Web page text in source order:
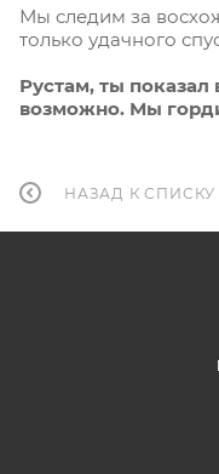
Мы следим за
только удачного
Рустам, ты
возможно. Мы
НАЗАД К СПИСКУ